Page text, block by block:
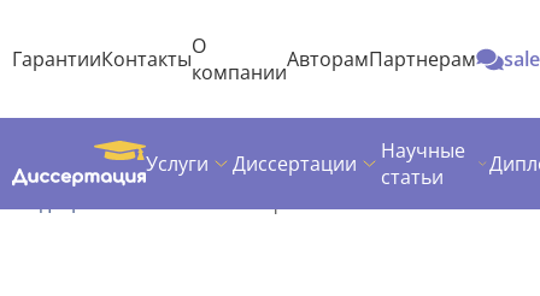
ГарантииКонтактыО
компанииАвторамПартнерам
Услуги Диссертации
Научные
статьи
ДиссертацияТемы кандидатских диссертаций